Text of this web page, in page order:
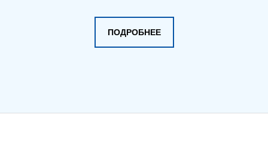
Fuel Consumption Measurement System
Hydraulic Pressure Test Bench
Pneumatic Test Rig
ПОДРОБНЕЕ